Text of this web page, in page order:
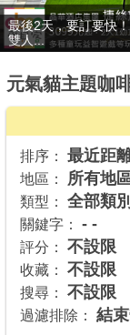
最新消息
最新留言
商家合作
推薦景點
討論區
贈九族文化村門票2
店...
元氣貓主題咖
排序： 最近距
地區： 所有地
類型： 全部類別
關鍵字： - -
評分： 不設限
收藏： 不設限
搜尋： 不設限
過濾排除： 結